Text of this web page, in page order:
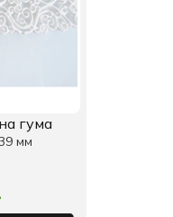
гума
мм